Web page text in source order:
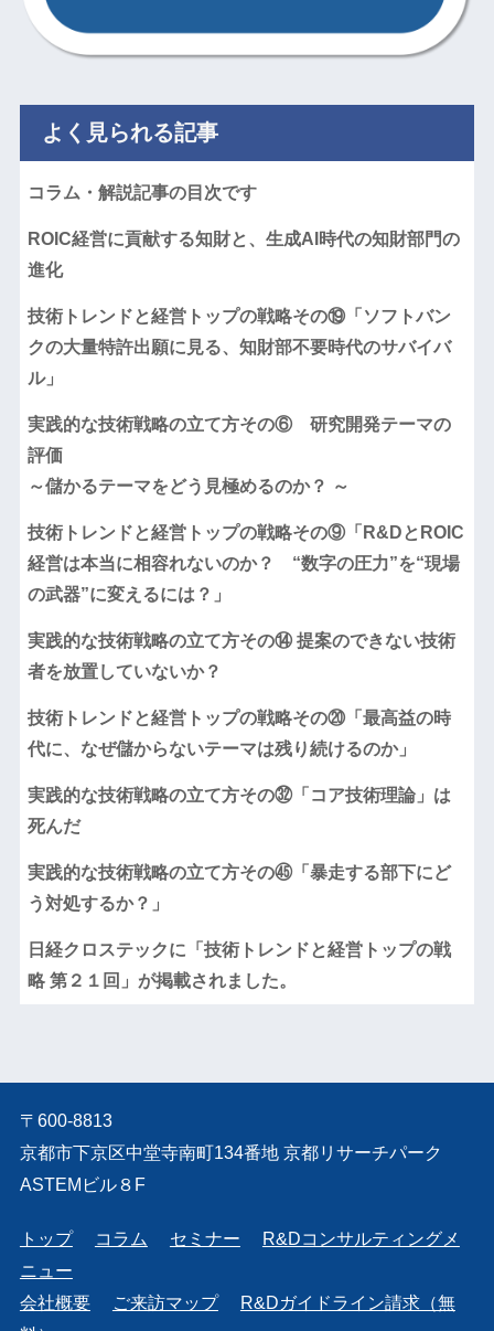
よく見られる記事
コラム・解説記事の目次です
ROIC経営に貢献する知財と、生成AI時代の知財部門の
進化
技術トレンドと経営トップの戦略その⑲「ソフトバン
クの大量特許出願に見る、知財部不要時代のサバイバ
ル」
実践的な技術戦略の立て方その⑥ 研究開発テーマの
評価
～儲かるテーマをどう見極めるのか？ ～
技術トレンドと経営トップの戦略その⑨「R&DとROIC
経営は本当に相容れないのか？ “数字の圧力”を“現場
の武器”に変えるには？」
実践的な技術戦略の立て方その⑭ 提案のできない技術
者を放置していないか？
技術トレンドと経営トップの戦略その⑳「最高益の時
代に、なぜ儲からないテーマは残り続けるのか」
実践的な技術戦略の立て方その㉜「コア技術理論」は
死んだ
実践的な技術戦略の立て方その㊺「暴走する部下にど
う対処するか？」
日経クロステックに「技術トレンドと経営トップの戦
略 第２１回」が掲載されました。
〒600-8813
京都市下京区中堂寺南町134番地 京都リサーチパーク
ASTEMビル８F
トップ コラム セミナー
R&Dコンサルティングメ
ニュー
会社概要
ご来訪マップ
R&Dガイドライン請求（無